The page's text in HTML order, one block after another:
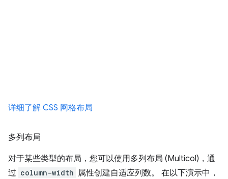
详细了解 CSS 网格布局
多列布局
对于某些类型的布局，您可以使用多列布局 (Multicol)，通
过 column-width 属性创建自适应列数。 在以下演示中，